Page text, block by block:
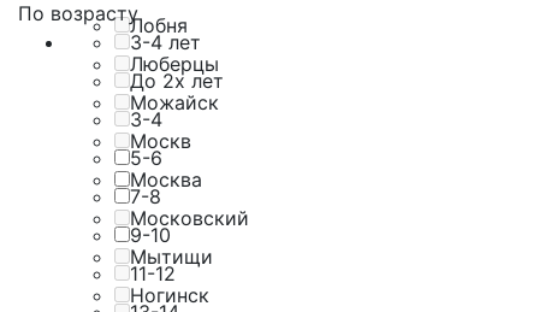
Лобня
Люберцы
Можайск
Москв
Москва
Московский
Мытищи
Ногинск
По возрасту
3-4 лет
До 2х лет
3-4
5-6
7-8
9-10
11-12